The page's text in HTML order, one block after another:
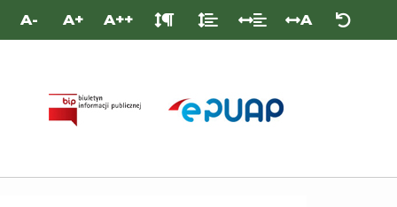
A- A+ A++ A
PUBLICZNEJ
PUAP